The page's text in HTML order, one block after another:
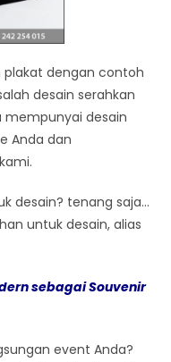
dengan contoh
desain serahkan
mempunyai desain
Anda dan
desain? tenang saja…
untuk desain, alias
sebagai Souvenir
event Anda?